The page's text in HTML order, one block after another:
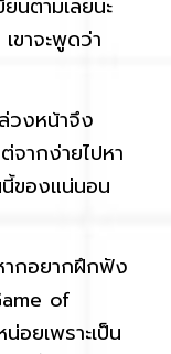
ตามเลยนะ
ขาจะพูดว่า
งหน้าจึง
จากง่ายไปหา
ของแน่นอน
กอยากฝึกฟัง
of
อยเพราะเป็น